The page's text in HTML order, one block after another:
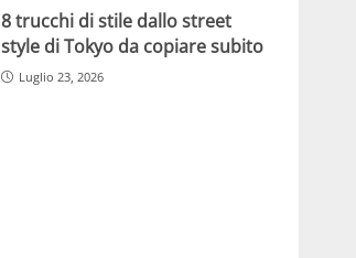
8 trucchi di stile dallo street
style di Tokyo da copiare subito
Luglio 23, 2026